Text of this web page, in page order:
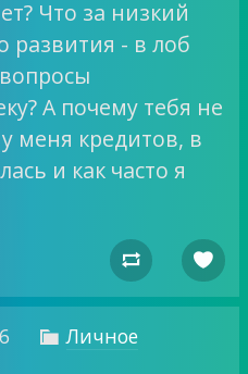
Что за низкий
развития - в лоб
А почему тебя не
меня кредитов, в
и как часто я
 
 Личное